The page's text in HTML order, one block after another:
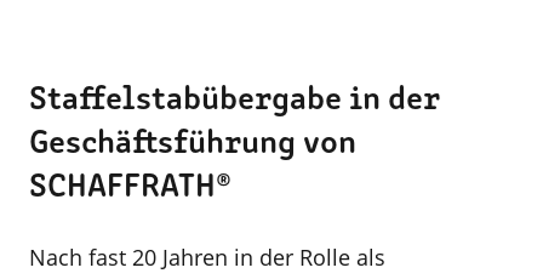
Staffelstabübergabe in der
Geschäftsführung von
SCHAFFRATH®
Nach fast 20 Jahren in der Rolle als